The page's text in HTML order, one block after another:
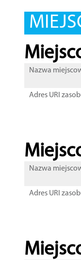
Nazwa
Adres URI
Nazwa
Adres URI